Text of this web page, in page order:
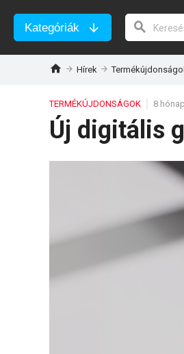
Kategóriák
Hírek
TERMÉKÚJDONSÁGOK 8
Új digitális